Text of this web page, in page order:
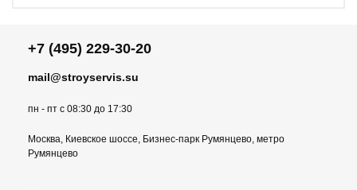
+7 (495) 229-30-20
mail@stroyservis.su
пн - пт с 08:30 до 17:30
Москва, Киевское шоссе, Бизнес-парк Румянцево, метро
Румянцево